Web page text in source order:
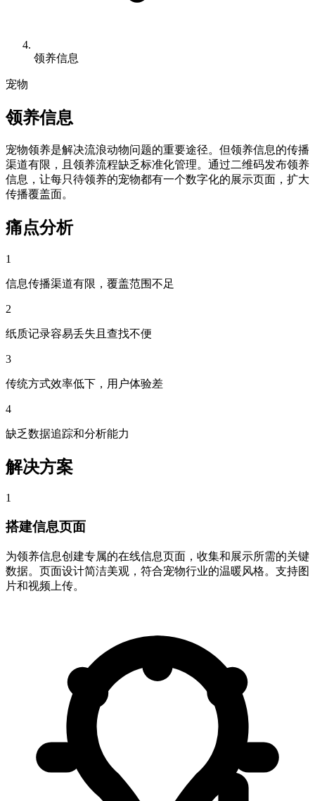
领养信息
宠物
领养信息
宠物领养是解决流浪动物问题的重要途径。但领养信息的传播
渠道有限，且领养流程缺乏标准化管理。通过二维码发布领养
信息，让每只待领养的宠物都有一个数字化的展示页面，扩大
传播覆盖面。
痛点分析
1
信息传播渠道有限，覆盖范围不足
2
纸质记录容易丢失且查找不便
3
传统方式效率低下，用户体验差
4
缺乏数据追踪和分析能力
解决方案
1
搭建信息页面
为领养信息创建专属的在线信息页面，收集和展示所需的关键
数据。页面设计简洁美观，符合宠物行业的温暖风格。支持图
片和视频上传。